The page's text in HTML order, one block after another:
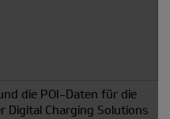
die POI-Daten für die
Digital Charging Solutions